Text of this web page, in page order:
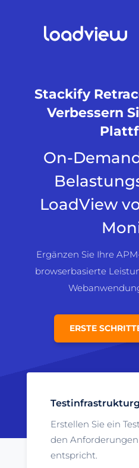
Stackify
Verbessern
On-
LoadView
Ergänzen Sie Ihre
browserbasierte
ERSTE
Erstellen Sie ein
den
entspricht.